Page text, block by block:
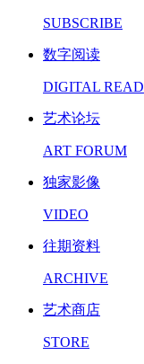
SUBSCRIBE
数字阅读
DIGITAL READ
艺术论坛
ART FORUM
独家影像
VIDEO
往期资料
ARCHIVE
艺术商店
STORE